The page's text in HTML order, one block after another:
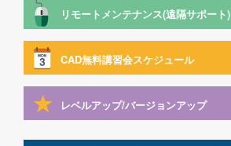
リモートメンテナンス(遠隔サポート)
CAD無料講習会スケジュール
レベルアップ/バージョンアップ